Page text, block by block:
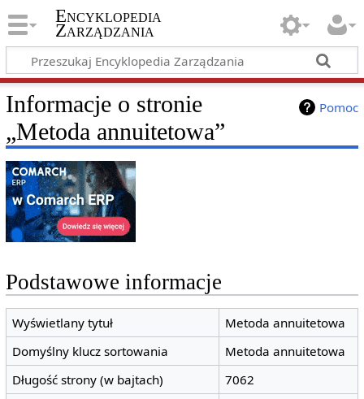
Encyklopedia
Zarządzania
Pomoc
Informacje o stronie
„Metoda annuitetowa”
Podstawowe informacje
Wyświetlany tytuł
Metoda annuitetowa
Domyślny klucz sortowania
Metoda annuitetowa
Długość strony (w bajtach)
7062